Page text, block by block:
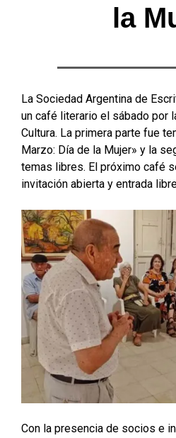
la
La Sociedad Argentina de
un café literario el sábado por
Cultura. La primera parte fue
Marzo: Día de la Mujer» y la
temas libres. El próximo café
invitación abierta y entrada
Con la presencia de socios e